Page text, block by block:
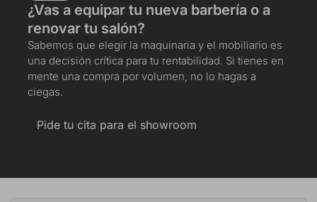
¿Vas a equipar tu nueva barbería o a
renovar tu salón?
Sabemos que elegir la maquinaria y el mobiliario es
una decisión crítica para tu rentabilidad. Si tienes en
mente una compra por volumen, no lo hagas a
ciegas.
Pide tu cita para el showroom